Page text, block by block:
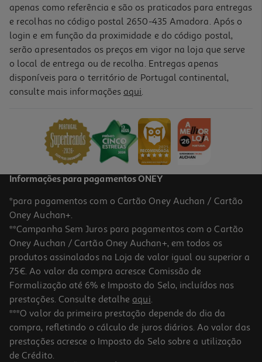
Smartband Xiaomi 10 Pro Silver
79,99 €
Smartwatch Oppo Watch S Prata +strap 22m Cinza
169.99 €/un
169,99 €
apenas como referência e são os praticados para entregas
e recolhas no código postal 2650-435 Amadora. Após o
login e em função da proximidade e do código postal,
serão apresentados os preços em vigor na loja que serve
o local de entrega ou de recolha. Entregas apenas
disponíveis para o território de Portugal continental,
consulte mais informações aqui.
Informações para pagamentos ONEY
*para pagamentos com o Cartão Oney Auchan / Cartão
Oney Auchan+.
**Campanha Sem Juros para pagamentos com o Cartão
Oney Auchan / Cartão Oney Auchan+, em todos os
produtos assinalados na Loja de valor igual ou superior a
75€. Ao valor da compra acresce Comissão de
Formalização até 6% e Imposto do Selo, incluídos nas
prestações. Consulte detalhe aqui.
***O valor da primeira prestação depende do dia da
compra, refletindo o cálculo de juros diários. Ao valor das
prestações acresce o Imposto do Selo sobre a utilização
de Crédito.